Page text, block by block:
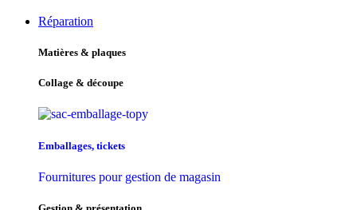
Réparation
Matières & plaques
Collage & découpe
Emballages, tickets
Fournitures pour gestion de magasin